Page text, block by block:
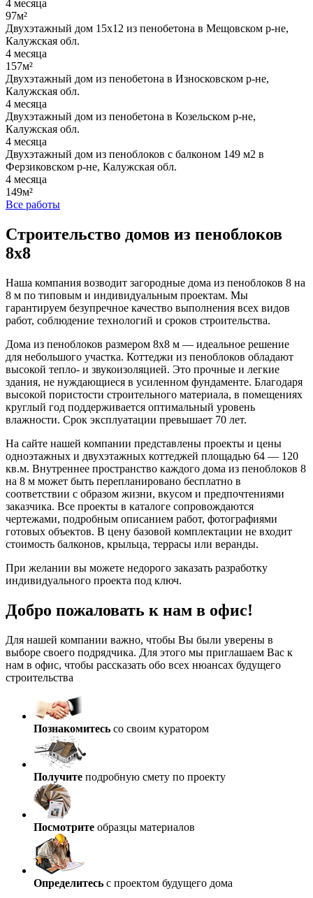
4 месяца
97м²
Двухэтажный дом 15х12 из пенобетона в Мещовском р-не,
Калужская обл.
4 месяца
157м²
Двухэтажный дом из пенобетона в Износковском р-не,
Калужская обл.
4 месяца
Двухэтажный дом из пенобетона в Козельском р-не,
Калужская обл.
4 месяца
Двухэтажный дом из пеноблоков с балконом 149 м2 в
Ферзиковском р-не, Калужская обл.
4 месяца
149м²
Все работы
Строительство домов из пеноблоков
8х8
Наша компания возводит загородные дома из пеноблоков 8 на
8 м по типовым и индивидуальным проектам. Мы
гарантируем безупречное качество выполнения всех видов
работ, соблюдение технологий и сроков строительства.
Дома из пеноблоков размером 8х8 м — идеальное решение
для небольшого участка. Коттеджи из пеноблоков обладают
высокой тепло- и звукоизоляцией. Это прочные и легкие
здания, не нуждающиеся в усиленном фундаменте. Благодаря
высокой пористости строительного материала, в помещениях
круглый год поддерживается оптимальный уровень
влажности. Срок эксплуатации превышает 70 лет.
На сайте нашей компании представлены проекты и цены
одноэтажных и двухэтажных коттеджей площадью 64 — 120
кв.м. Внутреннее пространство каждого дома из пеноблоков 8
на 8 м может быть перепланировано бесплатно в
соответствии с образом жизни, вкусом и предпочтениями
заказчика. Все проекты в каталоге сопровождаются
чертежами, подробным описанием работ, фотографиями
готовых объектов. В цену базовой комплектации не входит
стоимость балконов, крыльца, террасы или веранды.
При желании вы можете недорого заказать разработку
индивидуального проекта под ключ.
Добро пожаловать к нам в офис!
Для нашей компании важно, чтобы Вы были уверены в
выборе своего подрядчика. Для этого мы приглашаем Вас к
нам в офис, чтобы рассказать обо всех нюансах будущего
строительства
Познакомитесь со своим куратором
Получите подробную смету по проекту
Посмотрите образцы материалов
Определитесь с проектом будущего дома